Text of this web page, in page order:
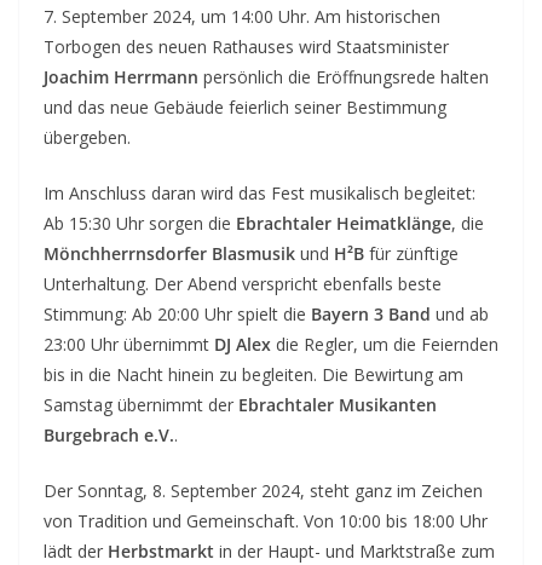
7. September 2024, um 14:00 Uhr. Am historischen
Torbogen des neuen Rathauses wird Staatsminister
Joachim Herrmann persönlich die Eröffnungsrede halten
und das neue Gebäude feierlich seiner Bestimmung
übergeben.
Im Anschluss daran wird das Fest musikalisch begleitet:
Ab 15:30 Uhr sorgen die Ebrachtaler Heimatklänge, die
Mönchherrnsdorfer Blasmusik und H²B für zünftige
Unterhaltung. Der Abend verspricht ebenfalls beste
Stimmung: Ab 20:00 Uhr spielt die Bayern 3 Band und ab
23:00 Uhr übernimmt DJ Alex die Regler, um die Feiernden
bis in die Nacht hinein zu begleiten. Die Bewirtung am
Samstag übernimmt der Ebrachtaler Musikanten
Burgebrach e.V..
Der Sonntag, 8. September 2024, steht ganz im Zeichen
von Tradition und Gemeinschaft. Von 10:00 bis 18:00 Uhr
lädt der Herbstmarkt in der Haupt- und Marktstraße zum